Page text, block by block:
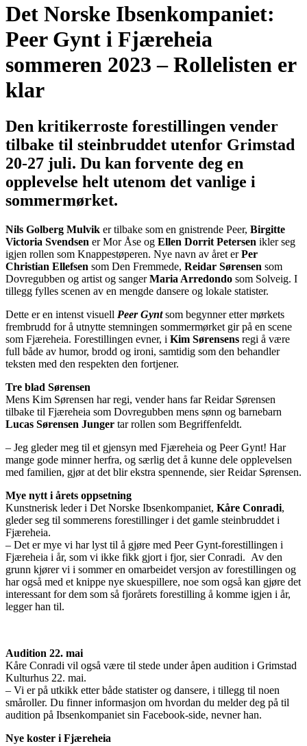
Det Norske Ibsenkompaniet:
Peer Gynt i Fjæreheia
sommeren 2023 – Rollelisten er
klar
Den kritikerroste forestillingen vender
tilbake til steinbruddet utenfor Grimstad
20-27 juli. Du kan forvente deg en
opplevelse helt utenom det vanlige i
sommermørket.
Nils Golberg Mulvik er tilbake som en gnistrende Peer, Birgitte
Victoria Svendsen er Mor Åse og Ellen Dorrit Petersen ikler seg
igjen rollen som Knappestøperen. Nye navn av året erPer
Christian Ellefsen som Den Fremmede, Reidar Sørensen som
Dovregubben og artist og sangerMaria Arredondo som Solveig. I
tillegg fylles scenen av en mengde dansere og lokale statister.
Dette er en intenst visuell Peer Gyntsom begynner etter mørkets
frembrudd for å utnytte stemningen sommermørket gir på en scene
som Fjæreheia. Forestillingen evner, i Kim Sørensens regi å være
full både av humor, brodd og ironi, samtidig som den behandler
teksten med den respekten den fortjener.
Tre blad Sørensen
Mens Kim Sørensen har regi, vender hans far Reidar Sørensen
tilbake til Fjæreheia som Dovregubben mens sønn og barnebarn
Lucas Sørensen Junger tar rollen som Begriffenfeldt.
– Jeg gleder meg til et gjensyn med Fjæreheia og Peer Gynt! Har
mange gode minner herfra, og særlig det å kunne dele opplevelsen
med familien, gjør at det blir ekstra spennende, sier Reidar Sørensen.
Mye nytt i årets oppsetning
Kunstnerisk leder i Det Norske Ibsenkompaniet, Kåre Conradi,
gleder seg til sommerens forestillinger i det gamle steinbruddet i
Fjæreheia.
– Det er mye vi har lyst til å gjøre med Peer Gynt-forestillingen i
Fjæreheia i år, som vi ikke fikk gjort i fjor, sier Conradi. Av den
grunn kjører vi i sommer en omarbeidet versjon av forestillingen og
har også med et knippe nye skuespillere, noe som også kan gjøre det
interessant for dem som så fjorårets forestilling å komme igjen i år,
legger han til.
Audition 22. mai
Kåre Conradi vil også være til stede under åpen audition i Grimstad
Kulturhus 22. mai.
– Vi er på utkikk etter både statister og dansere, i tillegg til noen
småroller. Du finner informasjon om hvordan du melder deg på til
audition på Ibsenkompaniet sin Facebook-side, nevner han.
Nye koster i Fjæreheia